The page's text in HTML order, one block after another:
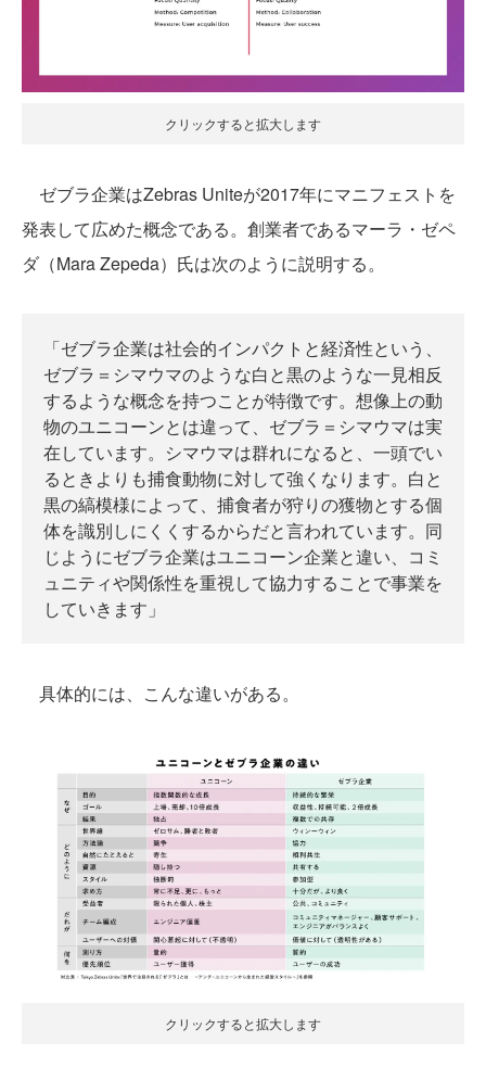
クリックすると拡大します
ゼブラ企業はZebras Uniteが2017年にマニフェストを
発表して広めた概念である。創業者であるマーラ・ゼペ
ダ（Mara Zepeda）氏は次のように説明する。
「ゼブラ企業は社会的インパクトと経済性という、
ゼブラ＝シマウマのような白と黒のような一見相反
するような概念を持つことが特徴です。想像上の動
物のユニコーンとは違って、ゼブラ＝シマウマは実
在しています。シマウマは群れになると、一頭でい
るときよりも捕食動物に対して強くなります。白と
黒の縞模様によって、捕食者が狩りの獲物とする個
体を識別しにくくするからだと言われています。同
じようにゼブラ企業はユニコーン企業と違い、コミ
ュニティや関係性を重視して協力することで事業を
していきます」
具体的には、こんな違いがある。
クリックすると拡大します